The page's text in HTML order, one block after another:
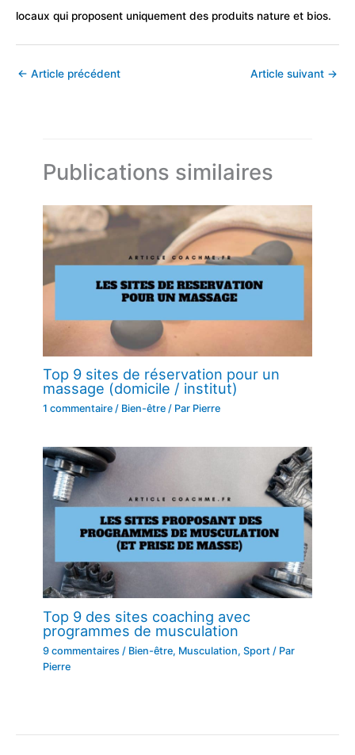
locaux qui proposent uniquement des produits nature et bios.
← Article précédent Article suivant →
Publications similaires
Top 9 sites de réservation pour un
massage (domicile / institut)
1 commentaire / Bien-être / Par Pierre
Top 9 des sites coaching avec
programmes de musculation
9 commentaires / Bien-être, Musculation,Sport / Par
Pierre